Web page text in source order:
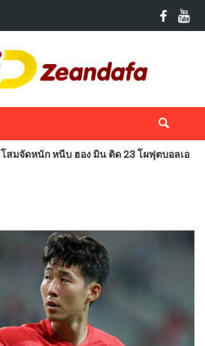
โสมจัดหนัก หนีบ ฮอง มิน ติด 23 โผฟุตบอลเอ